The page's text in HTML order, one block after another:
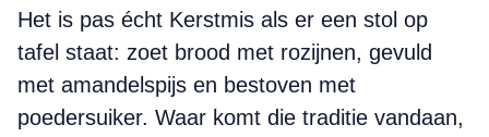
Het is pas écht Kerstmis als er een stol op
tafel staat: zoet brood met rozijnen, gevuld
met amandelspijs en bestoven met
poedersuiker. Waar komt die traditie vandaan,